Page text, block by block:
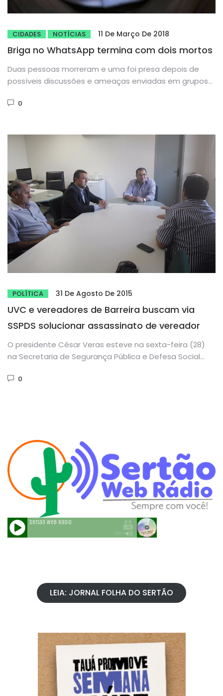
CIDADES NOTÍCIAS 11 De Março De 2018
Briga no WhatsApp termina com dois mortos
Duas pessoas morreram e uma foi presa depois de
possíveis discussões e ameaças enviadas em grupos
0
POLÍTICA 31 De Agosto De 2015
UVC e vereadores de Barreira buscam via
SSPDS solucionar assassinato de vereador
O presidente César Veras esteve na sexta-feira (28)
na Secretaria de Segurança Pública e Defesa Social
0
LEIA: JORNAL FOLHA DO SERTÃO